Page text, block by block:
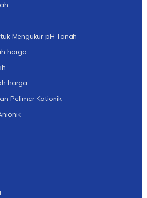
Mengukur pH Tanah
harga
harga
Polimer Kationik